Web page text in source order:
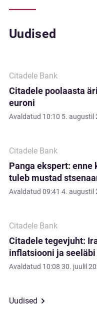
Uudised
Citadele Bank
Citadele poolaasta
euroni
Avaldatud 10:10 5. augustil
Citadele Bank
Panga ekspert:
tuleb mustad
Avaldatud 09:41 4. augustil
Citadele Bank
Citadele tegevjuht:
inflatsiooni ja
Avaldatud 10:08 30. juulil
Uudised